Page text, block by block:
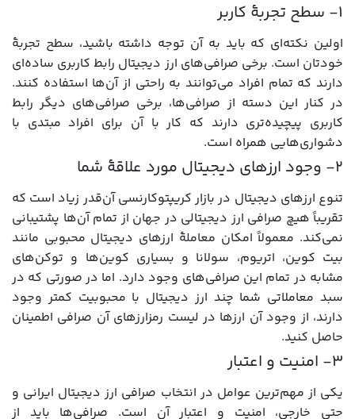
۱- سطح تجربۀ کاربر
اولین نکته‌ای که باید به آن توجه داشته باشید، سطح تجربۀ
خودتان است. برخی صرافی‌های ارز دیجیتال رابط کاربری ساده‌ای
دارند که تمام افراد می‌توانند به راحتی از آن‌ها استفاده کنند.
در کنار این دسته از صرافی‌ها، برخی صرافی‌های دیگر رابط
کاربری پیچیده‌تری دارند که کار با آن برای افراد مبتدی با
دشواری‌هایی همراه است.
۲- وجود ارزهای دیجیتال مورد علاقۀ شما
تنوع ارزهای دیجیتال در بازار کریپتوکارنسی آن‌قدر زیاد است که
تقریباً هیچ صرافی‌ ارز دیجیتالی در جهان از تمام آن‌ها پشتیبانی
نمی‌کند. معمولاً امکان معاملۀ ارزهای دیجیتال محبوبی مانند
بیت کوین، اتریوم، سولانا و بسیاری کوین‌ها و توکن‌های
مشابه در تمام این صرافی‌های وجود دارد. اما در صورتی که در
سبد معاملاتی شما چند ارز دیجیتال با محبوبیت کمتر وجود
دارند، از وجود آن ارزها در لیست رمزارزهای آن صرافی اطمینان
حاصل کنید.
۳- امنیت و اعتبار
یکی از مهم‌ترین عوامل در انتخاب صرافی ارز دیجیتال ایرانی و
حتی خارجی، امنیت و اعتبار آن است. صرافی‌ها باید از